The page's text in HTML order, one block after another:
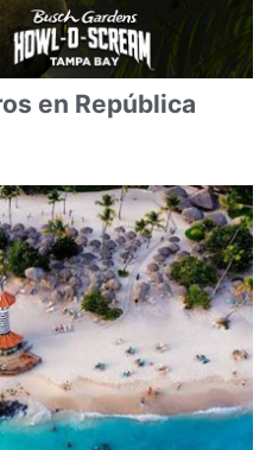
en República